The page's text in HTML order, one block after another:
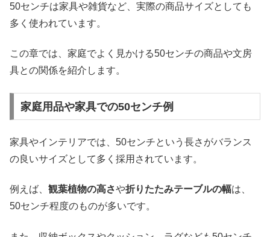
50センチは家具や雑貨など、実際の商品サイズとしても
多く使われています。
この章では、家庭でよく見かける50センチの商品や文房
具との関係を紹介します。
家庭用品や家具での50センチ例
家具やインテリアでは、50センチという長さがバランス
の良いサイズとして多く採用されています。
例えば、 観葉植物の高さや折りたたみテーブルの幅は、
50センチ程度のものが多いです。